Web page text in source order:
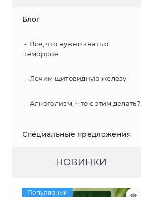
Блог
Все, что нужно знать о
геморрое
Лечим щитовидную железу
Алкоголизм. Что с этим делать?
Специальные предложения
НОВИНКИ
Популярный